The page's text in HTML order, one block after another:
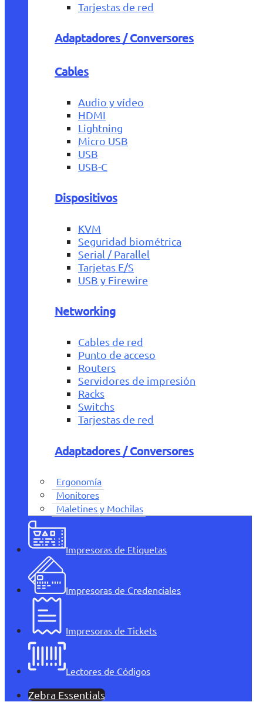
Tarjestas de red
Adaptadores / Conversores
Cables
Audio y vídeo
HDMI
Lightning
Micro USB
USB
USB-C
Dispositivos
KVM
Seguridad biométrica
Serial / Parallel
Tarjetas E/S
USB y Firewire
Networking
Cables de red
Punto de acceso
Routers
Servidores de impresión
Racks
Switchs
Tarjestas de red
Adaptadores / Conversores
Ergonomía
Monitores
Maletines y Mochilas
Impresoras de Etiquetas
Impresoras de Credenciales
Impresoras de Tickets
Lectores de Códigos
Zebra Essentials